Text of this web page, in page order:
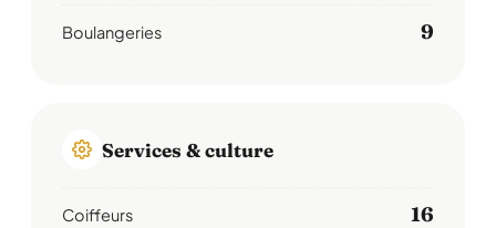
Boulangeries 9
Services & culture
Coiffeurs 16